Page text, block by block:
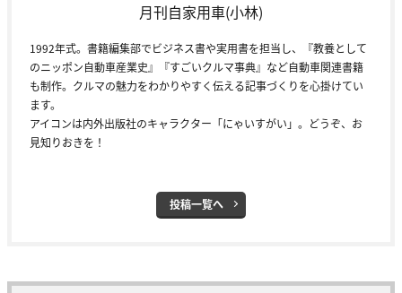
月刊自家用車(小林)
1992年式。書籍編集部でビジネス書や実用書を担当し、『教養として
のニッポン自動車産業史』『すごいクルマ事典』など自動車関連書籍
も制作。クルマの魅力をわかりやすく伝える記事づくりを心掛けてい
ます。
アイコンは内外出版社のキャラクター「にゃいすがい」。どうぞ、お
見知りおきを！
投稿一覧へ